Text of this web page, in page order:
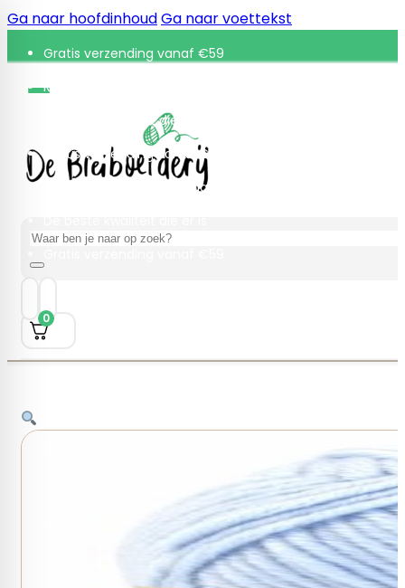
Ga naar hoofdinhoudGa naar voettekst
Gratis verzending vanaf €59
Retourneren binnen 30 dagen
De beste kwaliteit die er is
Gratis verzending vanaf €59
Retourneren binnen 30 dagen
Zoeken
0